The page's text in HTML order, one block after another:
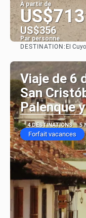
À partir de
US$713
US$356
Par personne
DESTINATION: El Cuyo
Viaje de 6
San
Palenque
4 DESTINATIONS 5
Forfait vacances